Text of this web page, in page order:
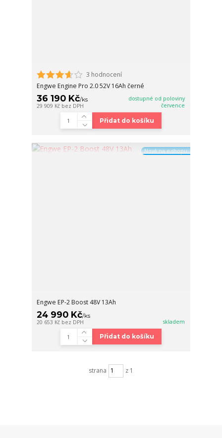
3 hodnocení
Engwe Engine Pro 2.0 52V 16Ah černé
36 190 Kč/ks
29 909 Kč bez DPH
dostupné od poloviny
července
Přidat do košíku
Nově na e-shopu
Engwe EP-2 Boost 48V 13Ah
24 990 Kč/ks
20 653 Kč bez DPH skladem
Přidat do košíku
strana z 1